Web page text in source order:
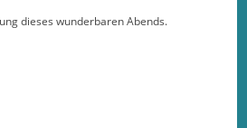
dieses wunderbaren Abends.